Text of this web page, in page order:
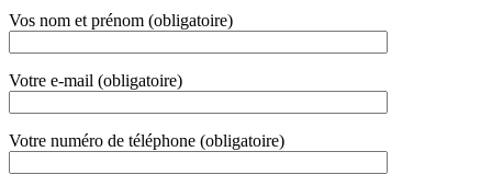
Vos nom et prénom (obligatoire)
Votre e-mail (obligatoire)
Votre numéro de téléphone (obligatoire)